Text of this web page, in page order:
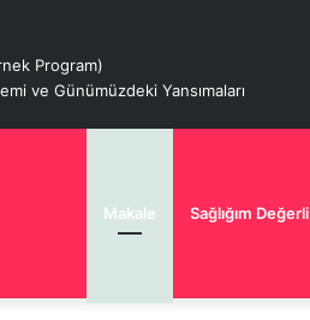
Program)
ve Günümüzdeki Yansımaları
Makale Sağlığım Değerli